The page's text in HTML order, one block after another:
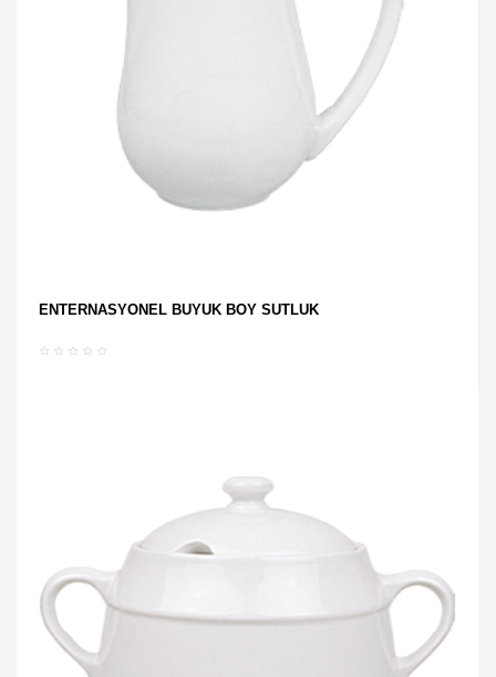
ENTERNASYONEL BÜYÜK BOY SÜTLÜK